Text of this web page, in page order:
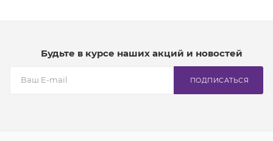
Будьте в курсе наших акций и новостей
ПОДПИСАТЬСЯ